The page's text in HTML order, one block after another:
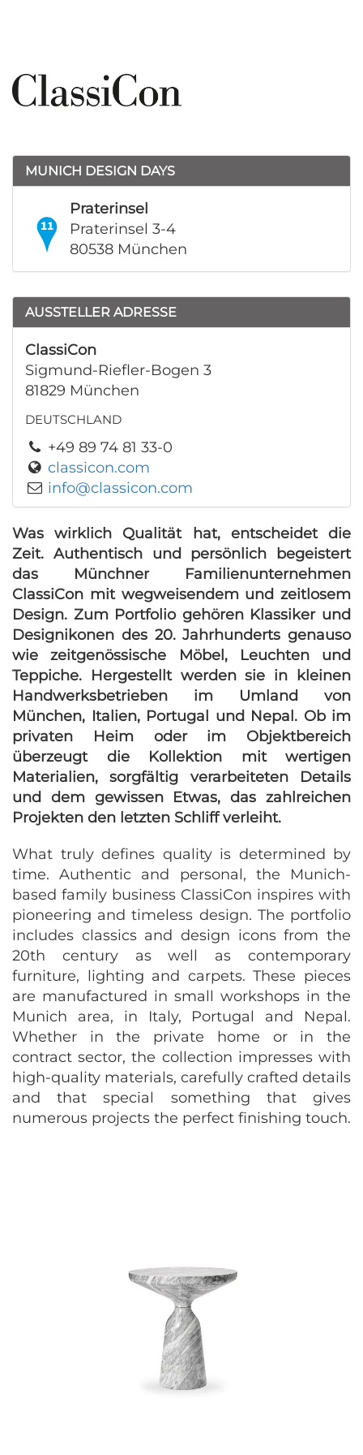
MUNICH DESIGN DAYS
Praterinsel
Praterinsel 3-4
80538 München
AUSSTELLER ADRESSE
ClassiCon
Sigmund-Riefler-Bogen 3
81829 München
DEUTSCHLAND
+49 89 74 81 33-0
classicon.com
info@classicon.com
Was wirklich Qualität hat, entscheidet die
Zeit. Authentisch und persönlich begeistert
das Münchner Familienunternehmen
ClassiCon mit wegweisendem und zeitlosem
Design. Zum Portfolio gehören Klassiker und
Designikonen des 20. Jahrhunderts genauso
wie zeitgenössische Möbel, Leuchten und
Teppiche. Hergestellt werden sie in kleinen
Handwerksbetrieben im Umland von
München, Italien, Portugal und Nepal. Ob im
privaten Heim oder im Objektbereich
überzeugt die Kollektion mit wertigen
Materialien, sorgfältig verarbeiteten Details
und dem gewissen Etwas, das zahlreichen
Projekten den letzten Schliff verleiht.
What truly defines quality is determined by
time. Authentic and personal, the Munich-
based family business ClassiCon inspires with
pioneering and timeless design. The portfolio
includes classics and design icons from the
20th century as well as contemporary
furniture, lighting and carpets. These pieces
are manufactured in small workshops in the
Munich area, in Italy, Portugal and Nepal.
Whether in the private home or in the
contract sector, the collection impresses with
high-quality materials, carefully crafted details
and that special something that gives
numerous projects the perfect finishing touch.